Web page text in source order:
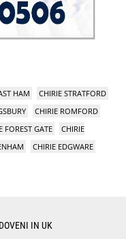
HAM
CHIRIE STRATFORD
CHIRIE ROMFORD
FOREST GATE
CHIRIE
CHIRIE EDGWARE
IN UK